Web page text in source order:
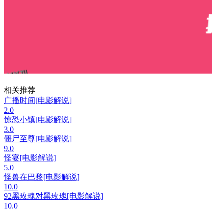
相关推荐
广播时间[电影解说]
2.0
惊恐小镇[电影解说]
3.0
僵尸至尊[电影解说]
9.0
怪宴[电影解说]
5.0
怪兽在巴黎[电影解说]
10.0
92黑玫瑰对黑玫瑰[电影解说]
10.0